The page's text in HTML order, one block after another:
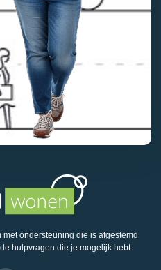
ondersteuning die is afgestemd
hulpvragen die je mogelijk hebt.